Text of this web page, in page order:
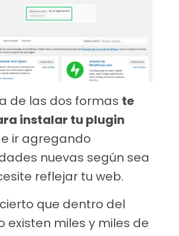
de las dos formas te
instalar tu plugin
e ir agregando
nuevas según sea
reflejar tu web.
que dentro del
existen miles y miles de